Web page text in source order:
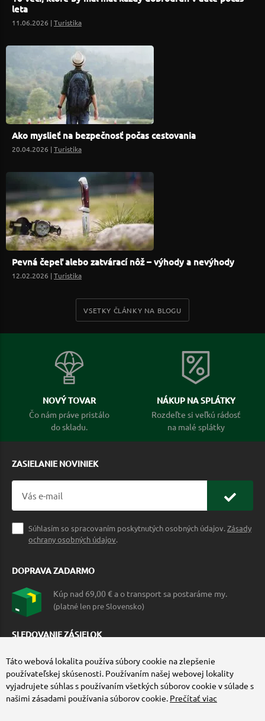
leta
11.06.2026 |Turistika
Ako myslieť na bezpečnosť počas cestovania
20.04.2026 |Turistika
Pevná čepeľ alebo zatvárací nôž – výhody a nevýhody
12.02.2026 |Turistika
VSETKY ČLÁNKY NA BLOGU
NOVÝ TOVAR
Čo nám práve pristálo
do skladu.
NÁKUP NA SPLÁTKY
Rozdeľte si veľkú rádosť
na malé splátky
ZASIELANIE NOVINIEK
Súhlasím so spracovaním poskytnutých osobných údajov.Zásady
ochrany osobných údajov.
DOPRAVA ZADARMO
Kúp nad 69,00 € a o transport sa postaráme my.
(platné len pre Slovensko)
SLEDOVANIE ZÁSIELOK
Táto webová lokalita používa súbory cookie na zlepšenie
používateľskej skúsenosti. Používaním našej webovej lokality
vyjadrujete súhlas s používaním všetkých súborov cookie v súlade s
našimi zásadami používania súborov cookie. Prečítať viac